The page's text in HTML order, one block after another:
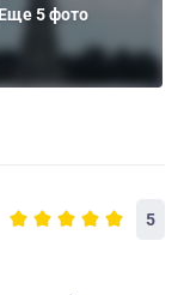
Еще 5 фото
5